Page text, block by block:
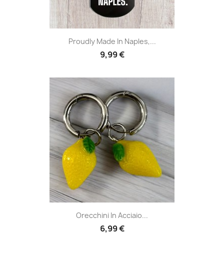
Proudly Made In Naples,...
9,99 €
Orecchini In Acciaio...
6,99 €